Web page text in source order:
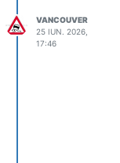
VANCOUVER
25 IUN. 2026,
17:46